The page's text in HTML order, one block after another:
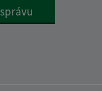
Response